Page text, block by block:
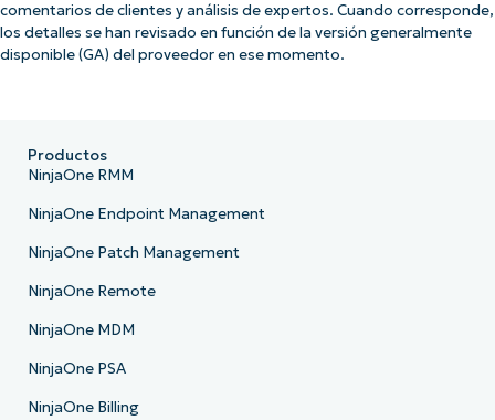
comentarios de clientes y análisis de expertos. Cuando corresponde,
los detalles se han revisado en función de la versión generalmente
disponible (GA) del proveedor en ese momento.
Productos
NinjaOne RMM
NinjaOne Endpoint Management
NinjaOne Patch Management
NinjaOne Remote
NinjaOne MDM
NinjaOne PSA
NinjaOne Billing